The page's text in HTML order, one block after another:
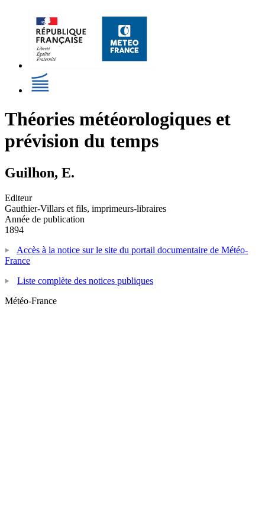
Théories météorologiques et
prévision du temps
Guilhon, E.
Editeur
Gauthier-Villars et fils, imprimeurs-libraires
Année de publication
1894
Accès à la notice sur le site du portail documentaire de Météo-
France
Liste complète des notices publiques
Météo-France